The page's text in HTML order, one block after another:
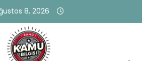
8, 2026